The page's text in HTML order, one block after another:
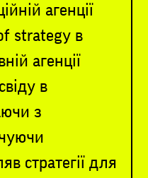
агенції
strategy в
агенції
в
з
стратегії для